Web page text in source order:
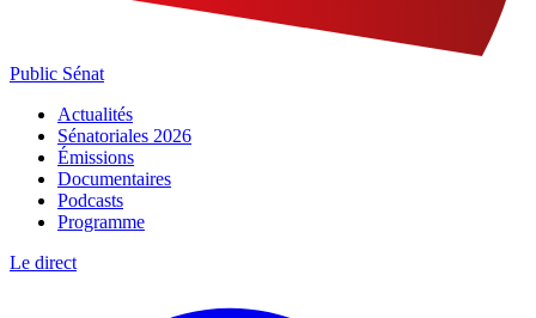
Public Sénat
Actualités
Sénatoriales 2026
Émissions
Documentaires
Podcasts
Programme
Le direct